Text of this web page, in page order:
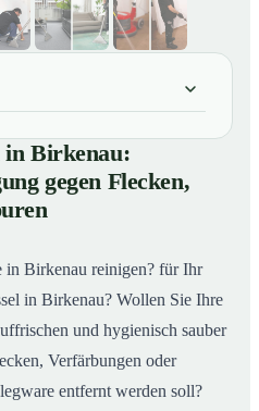
Professionelle
Gerüche und Laufspuren
professionell gereinigt
in Birkenau:
gegen Flecken,
in Birkenau reinigen? für Ihr
in Birkenau? Wollen Sie Ihre
und hygienisch sauber
Verfärbungen oder
entfernt werden soll?